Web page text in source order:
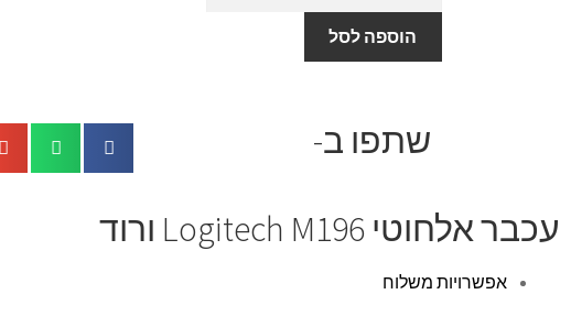
הוספה לסל
שתפו ב-
עכבר אלחוטי Logitech M196 ורוד
אפשרויות משלוח